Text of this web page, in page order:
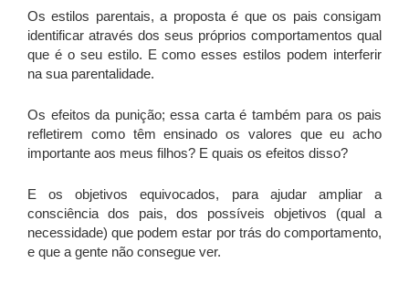
Os estilos parentais, a proposta é que os pais consigam
identificar através dos seus próprios comportamentos qual
que é o seu estilo. E como esses estilos podem interferir
na sua parentalidade.
Os efeitos da punição; essa carta é também para os pais
refletirem como têm ensinado os valores que eu acho
importante aos meus filhos? E quais os efeitos disso?
E os objetivos equivocados, para ajudar ampliar a
consciência dos pais, dos possíveis objetivos (qual a
necessidade) que podem estar por trás do comportamento,
e que a gente não consegue ver.